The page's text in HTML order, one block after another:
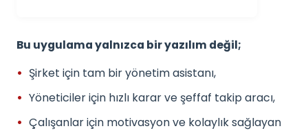
Bu uygulama yalnızca bir yazılım değil;
Şirket için tam bir yönetim asistanı,
Yöneticiler için hızlı karar ve şeffaf takip aracı,
Çalışanlar için motivasyon ve kolaylık sağlayan